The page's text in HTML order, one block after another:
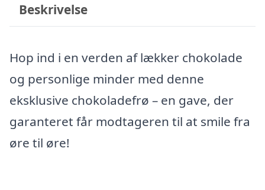
Beskrivelse
Hop ind i en verden af lækker chokolade
og personlige minder med denne
eksklusive chokoladefrø – en gave, der
garanteret får modtageren til at smile fra
øre til øre!